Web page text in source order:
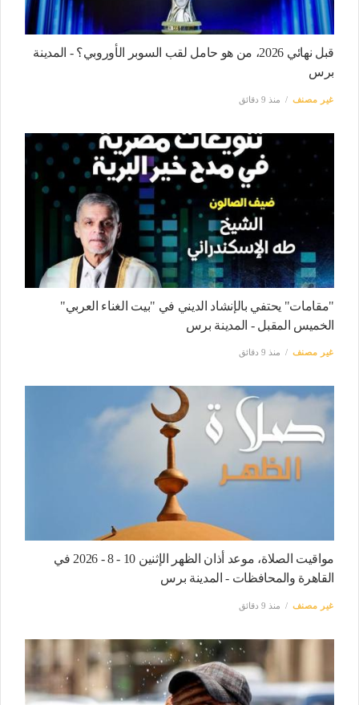
قبل نهائي 2026، من هو حامل لقب السوبر الأوروبي؟ - المدينة
برس
غير مصنف منذ 9 دقائق
"مقامات" يحتفي بالإنشاد الديني في "بيت الغناء العربي"
الخميس المقبل - المدينة برس
غير مصنف منذ 9 دقائق
مواقيت الصلاة، موعد أذان الظهر الإثنين 10 - 8 - 2026 في
القاهرة والمحافظات - المدينة برس
غير مصنف منذ 9 دقائق